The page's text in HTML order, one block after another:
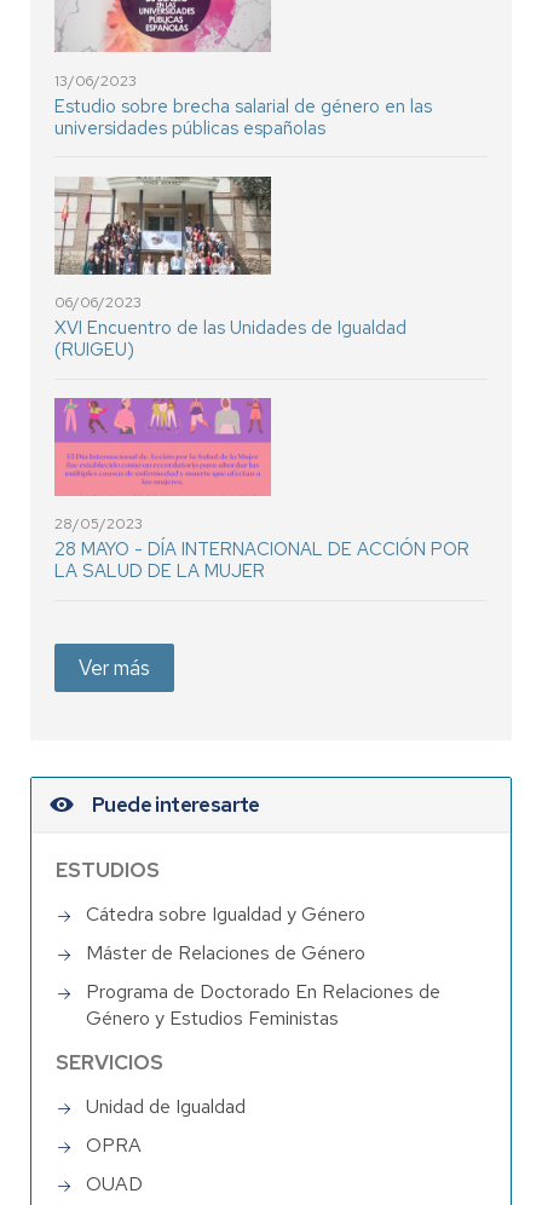
13/06/2023
Estudio sobre brecha salarial de género en las
universidades públicas españolas
06/06/2023
XVI Encuentro de las Unidades de Igualdad
(RUIGEU)
28/05/2023
28 MAYO - DÍA INTERNACIONAL DE ACCIÓN POR
LA SALUD DE LA MUJER
Ver más
Puede interesarte
ESTUDIOS
Cátedra sobre Igualdad y Género
Máster de Relaciones de Género
Programa de Doctorado En Relaciones de
Género y Estudios Feministas
SERVICIOS
Unidad de Igualdad
OPRA
OUAD